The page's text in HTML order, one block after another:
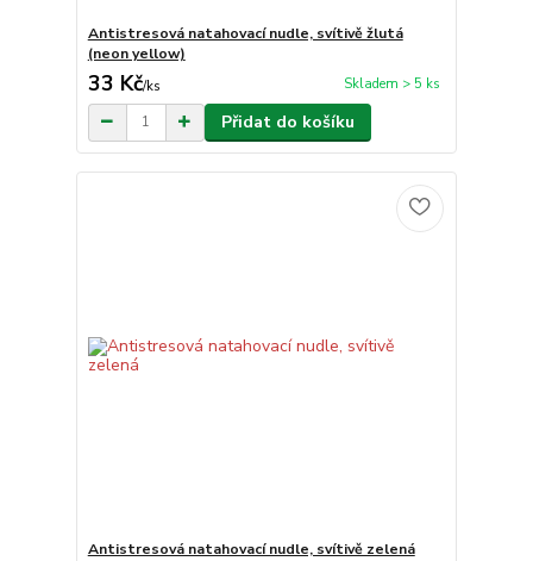
Antistresová natahovací nudle, svítivě žlutá
(neon yellow)
33 Kč/ks Skladem > 5 ks
Přidat do košíku
Antistresová natahovací nudle, svítivě zelená